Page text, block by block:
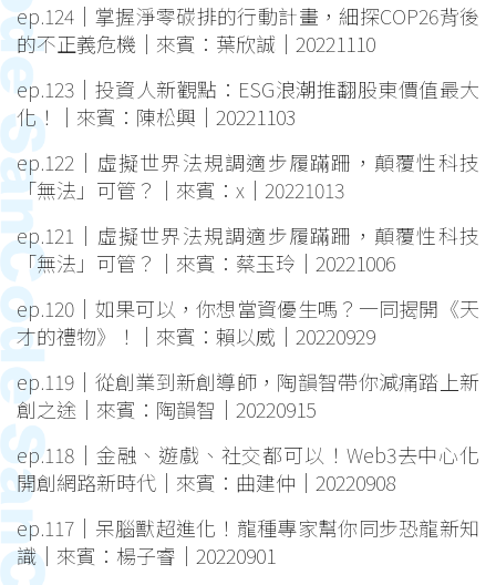
ep.124｜掌握淨零碳排的行動計畫，細探COP26背後
的不正義危機｜來賓：葉欣誠｜20221110
ep.123｜投資人新觀點：ESG浪潮推翻股東價值最大
化！｜來賓：陳松興｜20221103
ep.122｜虛擬世界法規調適步履蹣跚，顛覆性科技
「無法」可管？｜來賓：x｜20221013
ep.121｜虛擬世界法規調適步履蹣跚，顛覆性科技
「無法」可管？｜來賓：蔡玉玲｜20221006
ep.120｜如果可以，你想當資優生嗎？一同揭開《天
才的禮物》！｜來賓：賴以威｜20220929
ep.119｜從創業到新創導師，陶韻智帶你減痛踏上新
創之途｜來賓：陶韻智｜20220915
ep.118｜金融、遊戲、社交都可以！Web3去中心化
開創網路新時代｜來賓：曲建仲｜20220908
ep.117｜呆腦獸超進化！龍種專家幫你同步恐龍新知
識｜來賓：楊子睿｜20220901